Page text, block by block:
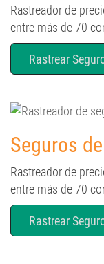
Rastreador de
entre más de 70
Rastrear
Seguros
Rastreador de
entre más de 70
Rastrear